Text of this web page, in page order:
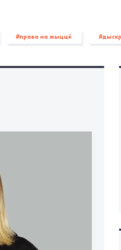
#права на жыццё
#OMCT #АБСЕ #ААН